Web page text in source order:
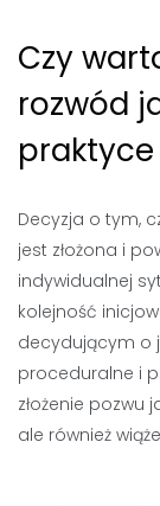
Czy
rozwód
Decyzja o tym,
jest złożona i
indywidualnej
kolejność
decydującym o
proceduralne i
złożenie pozwu
ale również